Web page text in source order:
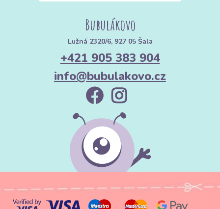
Bubulákovo
Lužná 2320/6, 927 05 Šala
+421 905 383 904
info@bubulakovo.cz